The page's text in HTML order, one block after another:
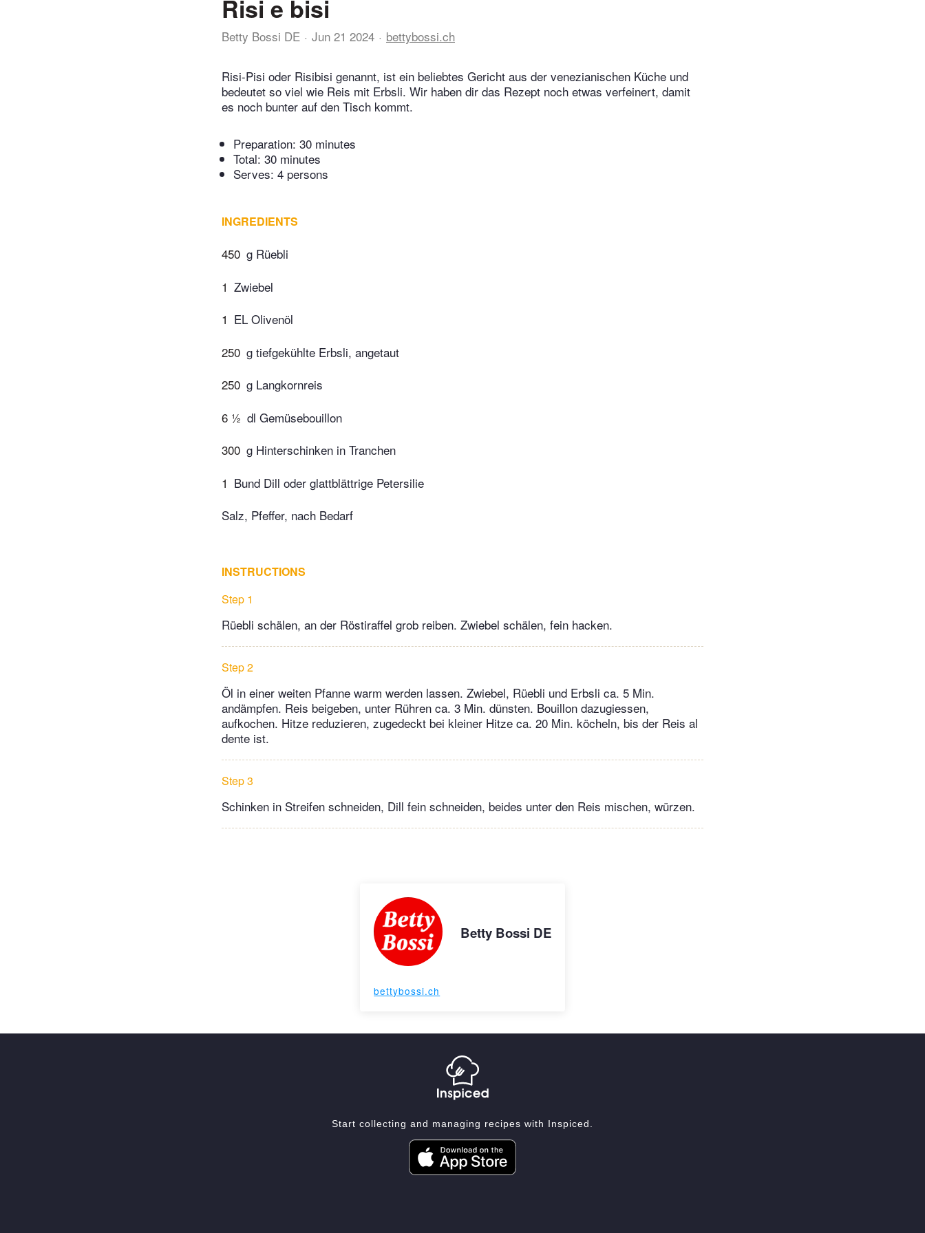
Risi e bisi
Betty Bossi DE Jun 21 2024 bettybossi.ch
Risi-Pisi oder Risibisi genannt, ist ein beliebtes Gericht aus der venezianischen Küche und
bedeutet so viel wie Reis mit Erbsli. Wir haben dir das Rezept noch etwas verfeinert, damit
es noch bunter auf den Tisch kommt.
Preparation: 30 minutes
Total: 30 minutes
Serves: 4 persons
INGREDIENTS
450 g Rüebli
1 Zwiebel
1 EL Olivenöl
250 g tiefgekühlte Erbsli, angetaut
250 g Langkornreis
6 ½ dl Gemüsebouillon
300 g Hinterschinken in Tranchen
1 Bund Dill oder glattblättrige Petersilie
Salz, Pfeffer, nach Bedarf
INSTRUCTIONS
Step 1
Rüebli schälen, an der Röstiraffel grob reiben. Zwiebel schälen, fein hacken.
Step 2
Öl in einer weiten Pfanne warm werden lassen. Zwiebel, Rüebli und Erbsli ca. 5 Min.
andämpfen. Reis beigeben, unter Rühren ca. 3 Min. dünsten. Bouillon dazugiessen,
aufkochen. Hitze reduzieren, zugedeckt bei kleiner Hitze ca. 20 Min. köcheln, bis der Reis al
dente ist.
Step 3
Schinken in Streifen schneiden, Dill fein schneiden, beides unter den Reis mischen, würzen.
Betty Bossi DE
bettybossi.ch
Start collecting and managing recipes with Inspiced.